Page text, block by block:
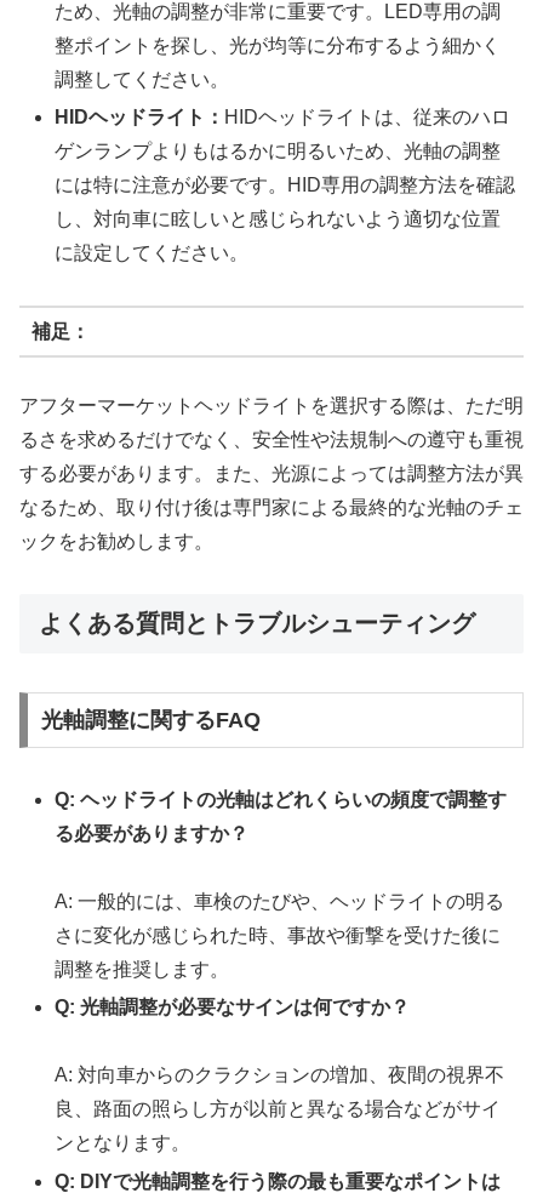
ため、光軸の調整が非常に重要です。LED専用の調
整ポイントを探し、光が均等に分布するよう細かく
調整してください。
HIDヘッドライト： HIDヘッドライトは、従来のハロ
ゲンランプよりもはるかに明るいため、光軸の調整
には特に注意が必要です。HID専用の調整方法を確認
し、対向車に眩しいと感じられないよう適切な位置
に設定してください。
補足：
アフターマーケットヘッドライトを選択する際は、ただ明
るさを求めるだけでなく、安全性や法規制への遵守も重視
する必要があります。また、光源によっては調整方法が異
なるため、取り付け後は専門家による最終的な光軸のチェ
ックをお勧めします。
よくある質問とトラブルシューティング
光軸調整に関するFAQ
Q: ヘッドライトの光軸はどれくらいの頻度で調整す
る必要がありますか？
A: 一般的には、車検のたびや、ヘッドライトの明る
さに変化が感じられた時、事故や衝撃を受けた後に
調整を推奨します。
Q: 光軸調整が必要なサインは何ですか？
A: 対向車からのクラクションの増加、夜間の視界不
良、路面の照らし方が以前と異なる場合などがサイ
ンとなります。
Q: DIYで光軸調整を行う際の最も重要なポイントは